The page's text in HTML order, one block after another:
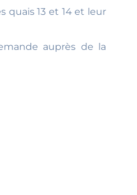
quais 13 et 14 et leur
auprès de la